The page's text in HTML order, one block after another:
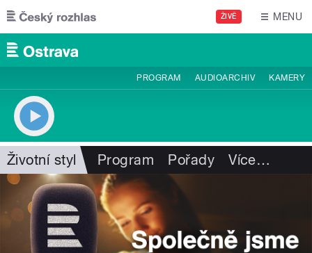
Přejít k hlavnímu obsahu
ŽIVĚ MENU
PROGRAM AUDIOARCHIV KAMERY
Životní styl Program Pořady Více…